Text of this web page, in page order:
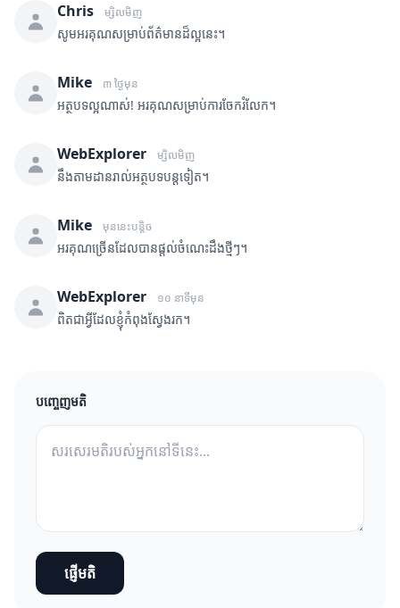
Chris ម្សិលមិញ
សូមអរគុណសម្រាប់ព័ត៌មានដ៏ល្អនេះ។
Mike ៣ ថ្ងៃមុន
អត្ថបទល្អណាស់! អរគុណសម្រាប់ការចែករំលែក។
WebExplorer ម្សិលមិញ
នឹងតាមដានរាល់អត្ថបទបន្តទៀត។
Mike មុននេះបន្តិច
អរគុណច្រើនដែលបានផ្តល់ចំណេះដឹងថ្មីៗ។
WebExplorer ១០ នាទីមុន
ពិតជាអ្វីដែលខ្ញុំកំពុងស្វែងរក។
បញ្ចេញមតិ
ផ្ញើមតិ